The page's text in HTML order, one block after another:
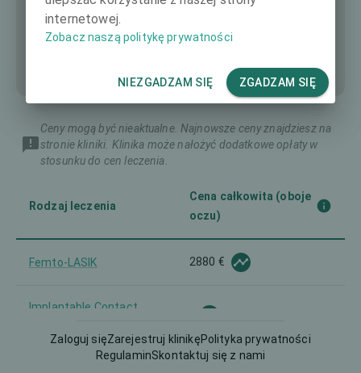
Ceny mogą być nieaktualne. Najnowsze ceny znajdziesz na
stronie kliniki. Klinika może nałożyć dodatkowe opłaty w
stosunku do cen leczenia.
Rodzaj leczenia
Cena całkowita (oboje
oczu)
Femto-LASIK 2880 €
Implantable Contact
Zaloguj sięZarejestruj klinikęPolityka prywatności
RegulaminSkontaktuj się z nami
internetowej.
Zobacz naszą politykę prywatności
NIEZGADZAM SIĘ ZGADZAM SIĘ